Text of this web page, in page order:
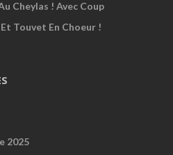
Cheylas ! Avec Coup
Et Touvet En Choeur !
2025